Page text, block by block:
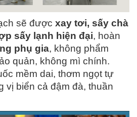
sẽ được xay tơi, sấy chà
sấy lạnh hiện đại, hoàn
phụ gia, không phẩm
quản, không mì chính.
mềm dai, thơm ngọt tự
vị biển cả đậm đà, thuần